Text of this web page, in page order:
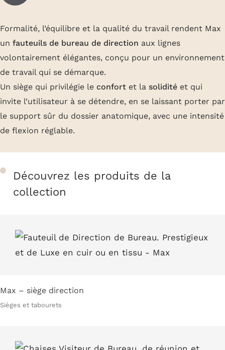
Formalité, l’équilibre et la qualité du travail rendent Max
un fauteuils de bureau de direction aux lignes
volontairement élégantes, conçu pour un environnement
de travail qui se démarque.
Un siège qui privilégie le confort et la solidité et qui
invite l’utilisateur à se détendre, en se laissant porter par
le support sûr du dossier anatomique, avec une intensité
de flexion réglable.
Découvrez les produits de la
collection
Max – siège direction
Sièges et tabourets